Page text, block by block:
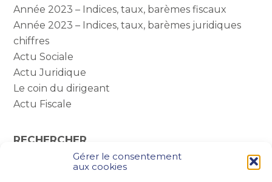
Gérer le consentement
aux cookies
Année 2023 – Indices, taux, barèmes fiscaux
Année 2023 – Indices, taux, barèmes juridiques
chiffres
Actu Sociale
Actu Juridique
Le coin du dirigeant
Actu Fiscale
RECHERCHER
Rechercher :